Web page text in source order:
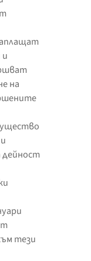
на
дейност
тези